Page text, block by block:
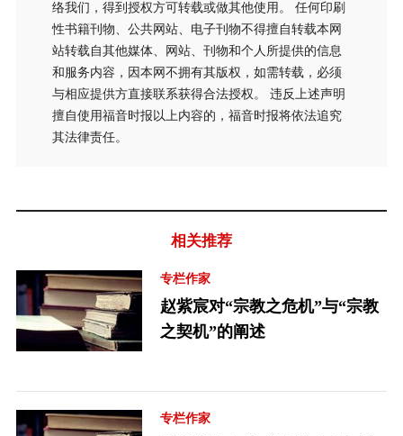
络我们，得到授权方可转载或做其他使用。 任何印刷
性书籍刊物、公共网站、电子刊物不得擅自转载本网
站转载自其他媒体、网站、刊物和个人所提供的信息
和服务内容，因本网不拥有其版权，如需转载，必须
与相应提供方直接联系获得合法授权。 违反上述声明
擅自使用福音时报以上内容的，福音时报将依法追究
其法律责任。
相关推荐
专栏作家
赵紫宸对“宗教之危机”与“宗教
之契机”的阐述
专栏作家